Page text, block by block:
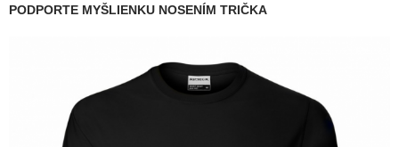
PODPORTE MYŠLIENKU NOSENÍM TRIČKA